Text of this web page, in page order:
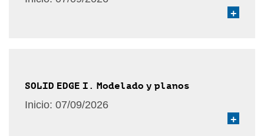
+
SOLID EDGE I. Modelado y planos
Inicio: 07/09/2026
+